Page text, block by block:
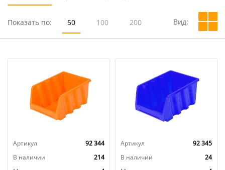
Показать по: 50 100 200 Вид:
Артикул
92 344
В наличии
214
Артикул
92 345
В наличии
24